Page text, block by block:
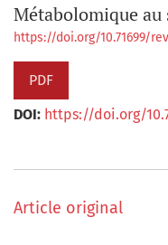
Métabolomique au
https://doi.org/10.71699/
PDF
DOI: https://doi.org/
Article original